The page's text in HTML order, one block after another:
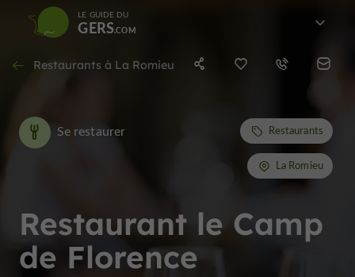
LE GUIDE DU
GERS
Restaurants à La Romieu
Restaurant le Camp
de Florence
Se restaurer Restaurants
La Romieu